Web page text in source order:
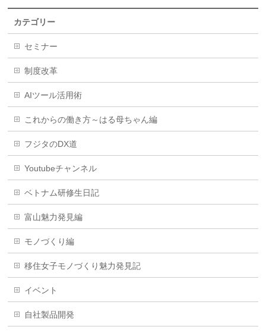
カテゴリー
セミナー
制度改革
AIツール活用術
これからの働き方～はる母ちゃん編
フジタのDX道
Youtubeチャンネル
ベトナム研修生日記
富山魅力発見編
モノづくり編
移住女子モノづくり魅力発見記
イベント
自社製品開発